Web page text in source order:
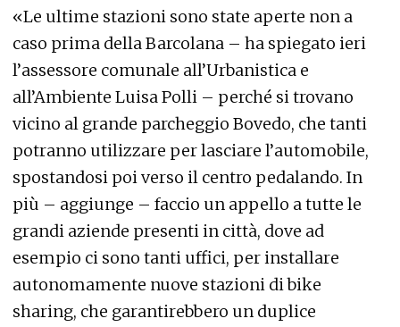
«Le ultime stazioni sono state aperte non a
caso prima della Barcolana – ha spiegato ieri
l’assessore comunale all’Urbanistica e
all’Ambiente Luisa Polli – perché si trovano
vicino al grande parcheggio Bovedo, che tanti
potranno utilizzare per lasciare l’automobile,
spostandosi poi verso il centro pedalando. In
più – aggiunge – faccio un appello a tutte le
grandi aziende presenti in città, dove ad
esempio ci sono tanti uffici, per installare
autonomamente nuove stazioni di bike
sharing, che garantirebbero un duplice